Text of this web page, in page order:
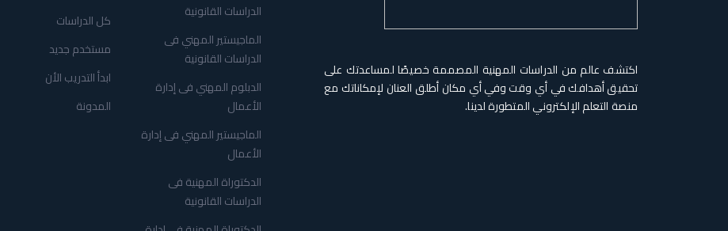
اكتشف عالم من الدراسات المهنية المصممة خصيصًا لمساعدتك على
تحقيق أهدافك في أي وقت وفي أي مكان أطلق العنان لإمكاناتك مع
منصة التعلم الإلكتروني المتطورة لدينا.
الدراسات القانونية
الماجيستير المهني فى
الدراسات القانونية
الدبلوم المهني فى إدارة
الأعمال
الماجيستير المهني فى إدارة
الأعمال
الدكتوراة المهنية فى
الدراسات القانونية
كل الدراسات
مستخدم جديد
ابدأ التدريب الأن
المدونة